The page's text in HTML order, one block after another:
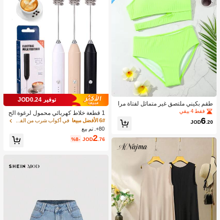
طقم بكيني ملتصق غير متماثل لفتاة مرا
هقة شاطئ صيفي
فقط 4 بيقي
JOD6.20
توفير JOD0.24
1 قطعة خلاط كهربائي محمول لرغوة الح
ليب، رغاية الحليب القابلة للشحن - شحن
USB، 3 سرعات، خلاط حليب كهربائي ص
غير، مناسب للقهوة/اللاتيه/الكابتشينو/الش
وكولاتة الساخنة/البيض
6# الأفضل مبيعا
في أكواب شرب من الفولاذ المقاوم للصدأ جهاز رغوة ال
80+. تم بيع
JOD2.76
%8-